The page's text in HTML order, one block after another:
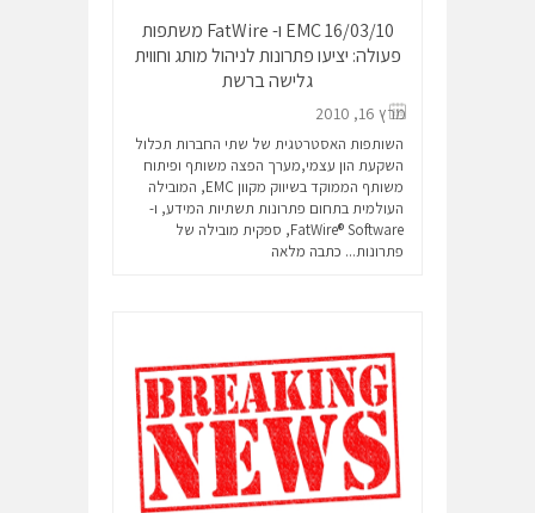
16/03/10 EMC ו- FatWire משתפות
פעולה: יציעו פתרונות לניהול מותג וחווית
גלישה ברשת
מרץ 16, 2010
השותפות האסטרטגית של שתי החברות תכלול
השקעת הון עצמי,מערך הפצה משותף ופיתוח
משותף הממוקד בשיווק מקוון EMC, המובילה
העולמית בתחום פתרונות תשתיות המידע, ו-
FatWire® Software, ספקית מובילה של
פתרונות... כתבה מלאה